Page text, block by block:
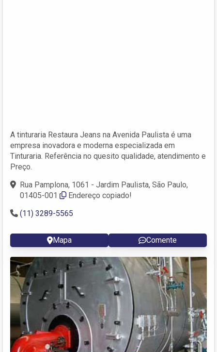
A tinturaria Restaura Jeans na Avenida Paulista é uma
empresa inovadora e moderna especializada em
Tinturaria. Referência no quesito qualidade, atendimento e
Preço.
Rua Pamplona, 1061 - Jardim Paulista, São Paulo,
01405-001
Endereço copiado!
(11) 3289-5565
Mapa Comente